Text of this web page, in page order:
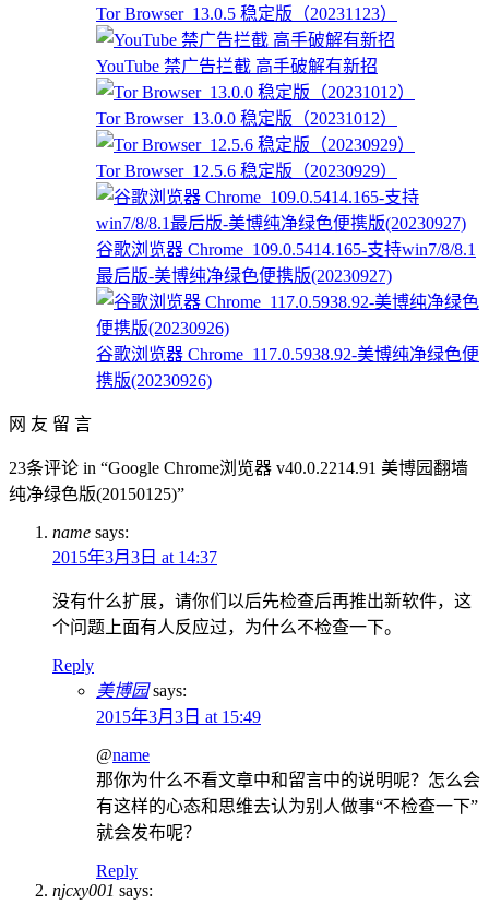
Tor Browser_13.0.5 稳定版（20231123）
YouTube 禁广告拦截 高手破解有新招
Tor Browser_13.0.0 稳定版（20231012）
Tor Browser_12.5.6 稳定版（20230929）
谷歌浏览器 Chrome_109.0.5414.165-支持win7/8/8.1
最后版-美博纯净绿色便携版(20230927)
谷歌浏览器 Chrome_117.0.5938.92-美博纯净绿色便
携版(20230926)
网 友 留 言
23条评论 in “Google Chrome浏览器 v40.0.2214.91 美博园翻墙
纯净绿色版(20150125)”
name says:
2015年3月3日 at 14:37
没有什么扩展，请你们以后先检查后再推出新软件，这
个问题上面有人反应过，为什么不检查一下。
Reply
美博园 says:
2015年3月3日 at 15:49
@name
那你为什么不看文章中和留言中的说明呢？怎么会
有这样的心态和思维去认为别人做事“不检查一下”
就会发布呢？
Reply
njcxy001 says: